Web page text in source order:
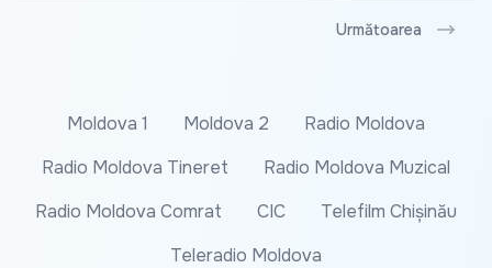
Următoarea
Moldova 1 Moldova 2
Radio Moldova
Radio Moldova Tineret
Radio Moldova Muzical
Radio Moldova Comrat
CIC
Telefilm Chișinău
Teleradio Moldova